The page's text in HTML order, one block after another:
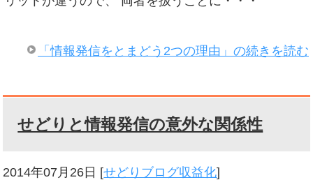
「情報発信をとまどう2つの理由」の続きを読む
せどりと情報発信の意外な関係性
2014年07月26日 [せどりブログ収益化]